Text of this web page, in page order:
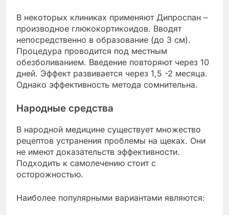
В некоторых клиниках применяют Дипроспан –
производное глюкокортикоидов. Вводят
непосредственно в образование (до 3 см).
Процедура проводится под местным
обезболиванием. Введение повторяют через 10
дней. Эффект развивается через 1,5 -2 месяца.
Однако эффективность метода сомнительна.
Народные средства
В народной медицине существует множество
рецептов устранения проблемы на щеках. Они
не имеют доказательств эффективности.
Подходить к самолечению стоит с
осторожностью.
Наиболее популярными вариантами являются: